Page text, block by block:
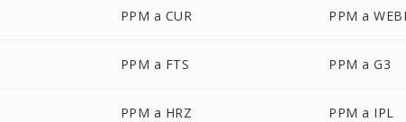
PPM a CUR PPM a
PPM a FTS PPM a G3
PPM a HRZ PPM a IPL